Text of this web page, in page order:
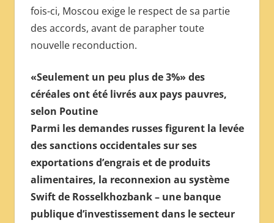
fois-ci, Moscou exige le respect de sa partie
des accords, avant de parapher toute
nouvelle reconduction.
«Seulement un peu plus de 3%» des
céréales ont été livrés aux pays pauvres,
selon Poutine
Parmi les demandes russes figurent la levée
des sanctions occidentales sur ses
exportations d’engrais et de produits
alimentaires, la reconnexion au système
Swift de Rosselkhozbank – une banque
publique d’investissement dans le secteur